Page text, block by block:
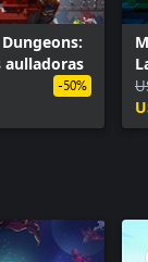
aulladoras
-50%